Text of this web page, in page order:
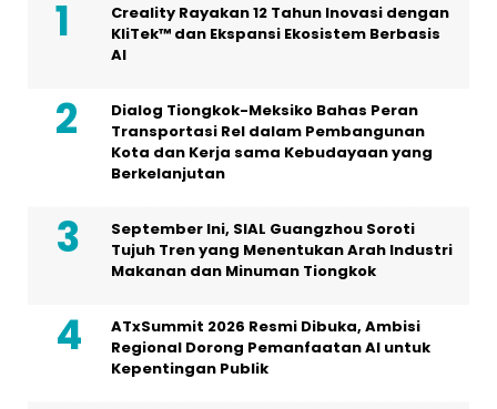
Creality Rayakan 12 Tahun Inovasi dengan
KliTek™ dan Ekspansi Ekosistem Berbasis
AI
Dialog Tiongkok-Meksiko Bahas Peran
Transportasi Rel dalam Pembangunan
Kota dan Kerja sama Kebudayaan yang
Berkelanjutan
September Ini, SIAL Guangzhou Soroti
Tujuh Tren yang Menentukan Arah Industri
Makanan dan Minuman Tiongkok
ATxSummit 2026 Resmi Dibuka, Ambisi
Regional Dorong Pemanfaatan AI untuk
Kepentingan Publik